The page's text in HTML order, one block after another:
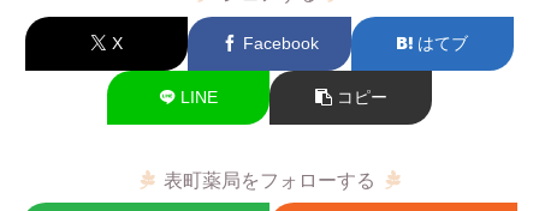
X Facebook はてブ
LINE コピー
表町薬局をフォローする